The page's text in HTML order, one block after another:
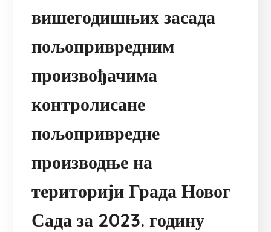
вишегодишњих засада
пољопривредним
произвођачима
контролисане
пољопривредне
производње на
територији Града Новог
Сада за 2023. годину